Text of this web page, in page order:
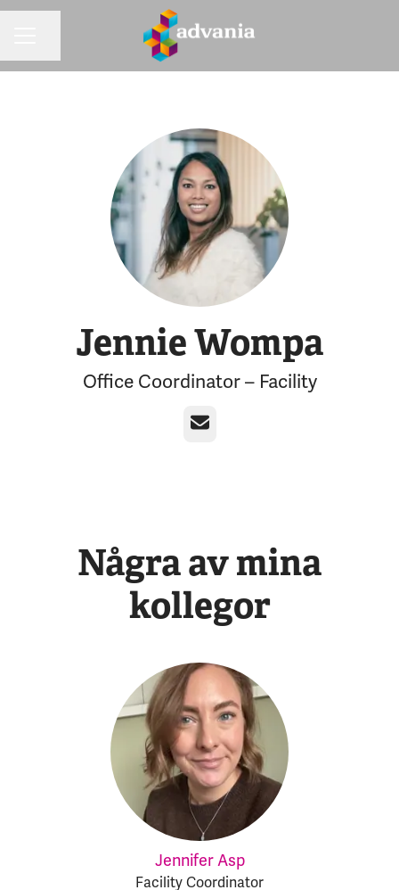
Jennie Wompa
Office Coordinator – Facility
E-post
Några av mina
kollegor
Jennifer Asp
Facility Coordinator